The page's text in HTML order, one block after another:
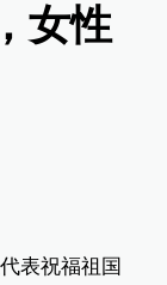
女性
表祝福祖国